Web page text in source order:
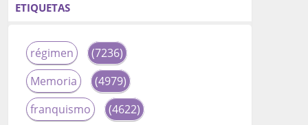
ETIQUETAS
régimen
(7236)
Memoria
(4979)
franquismo
(4622)